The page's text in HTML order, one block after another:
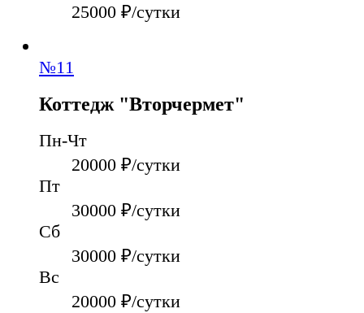
25000 ₽/сутки
№11
Коттедж "Вторчермет"
Пн-Чт
20000 ₽/сутки
Пт
30000 ₽/сутки
Сб
30000 ₽/сутки
Вс
20000 ₽/сутки